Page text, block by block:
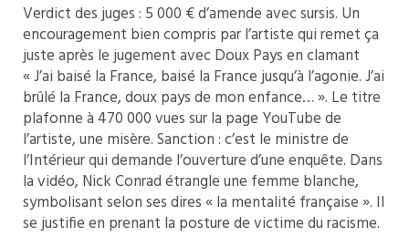
Verdict des juges : 5 000 € d’amende avec sursis. Un
encouragement bien compris par l’artiste qui remet ça
juste après le jugement avec Doux Pays en clamant
« J’ai baisé la France, baisé la France jusqu’à l’agonie. J’ai
brûlé la France, doux pays de mon enfance… ». Le titre
plafonne à 470 000 vues sur la page YouTube de
l’artiste, une misère. Sanction : c’est le ministre de
l’Intérieur qui demande l’ouverture d’une enquête. Dans
la vidéo, Nick Conrad étrangle une femme blanche,
symbolisant selon ses dires « la mentalité française ». Il
se justifie en prenant la posture de victime du racisme.